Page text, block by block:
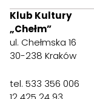
Klub Kultury
„Chełm”
ul. Chełmska 16
30-238 Kraków
tel. 533 356 006